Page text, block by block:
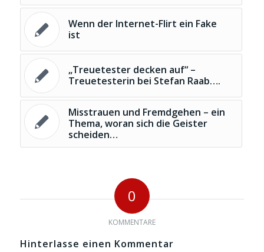
Wenn der Internet-Flirt ein Fake
ist
„Treuetester decken auf“ –
Treuetesterin bei Stefan Raab….
Misstrauen und Fremdgehen – ein
Thema, woran sich die Geister
scheiden…
0
KOMMENTARE
Hinterlasse einen Kommentar